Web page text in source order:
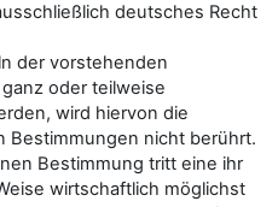
deutsches Recht
der vorstehenden
oder teilweise
wird hiervon die
Bestimmungen nicht berührt.
Bestimmung tritt eine ihr
wirtschaftlich möglichst